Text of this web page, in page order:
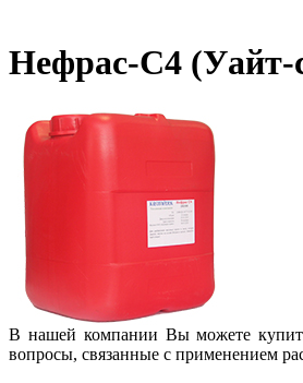
Нефрас-С4 (Уайт-
В нашей компании Вы можете
вопросы, связанные с применением